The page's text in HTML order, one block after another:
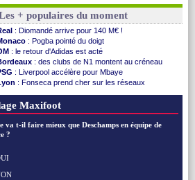
Barça: Ferran Torres donne son feu vert au ...
FIFA: des excuses après le projet
: c'est fait pour Fekir (officiel)
Real : réponse imminente de Vinicius
Arsenal : Nørgaard transféré à Everton (off.)
Al-Ahli : Deschamps a discuté !
PSG: Luis Enrique satisfait malgré tout
: Pogba pointé du doigt
: Zabiri n'est pas fan de la L1
: Thomasson et Cresswell réconciliés
: Mangala sur le départ
City
+ populaires du moment
: Diomandé arrive pour 140 M€ !
: Pogba pointé du doigt
: le retour d'Adidas est acté
: des clubs de N1 montent au créneau
: Liverpool accélère pour Mbaye
: Fonseca prend cher sur les réseaux
: une nouvelle offre pour Vinicius
Maxifoot
va t-il faire mieux que Deschamps en équipe de
?